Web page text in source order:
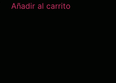
Añadir al carrito